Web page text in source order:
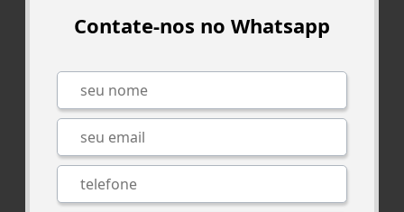
Contate-nos no Whatsapp